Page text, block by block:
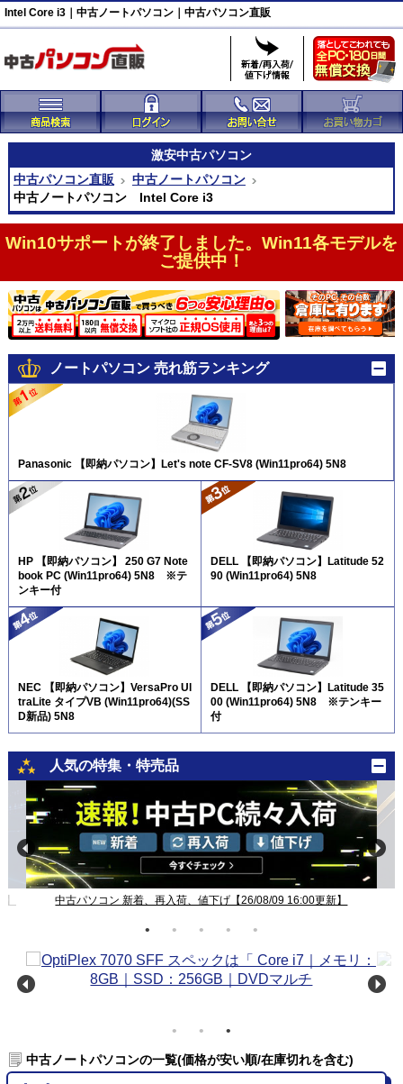
Intel Core i3｜中古ノートパソコン｜中古パソコン直販
激安中古パソコン
中古パソコン直販
中古ノートパソコン
中古ノートパソコン Intel Core i3
Win10サポートが終了しました。Win11各モデルを
ご提供中！
ノートパソコン 売れ筋ランキング
Panasonic 【即納パソコン】Let's note CF-SV8 (Win11pro64) 5N8
HP 【即納パソコン】 250 G7 Note
book PC (Win11pro64) 5N8 ※テ
ンキー付
DELL 【即納パソコン】Latitude 52
90 (Win11pro64) 5N8
NEC 【即納パソコン】VersaPro Ul
traLite タイプVB (Win11pro64)(SS
D新品) 5N8
DELL 【即納パソコン】Latitude 35
00 (Win11pro64) 5N8 ※テンキー
付
人気の特集・特売品
中古パソコン 新着、再入荷、値下げ【26/08/09 16:00更新】
中古ノートパソコンの一覧(価格が安い順/在庫切れを含む)